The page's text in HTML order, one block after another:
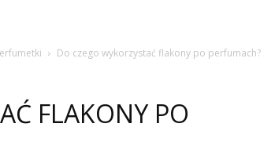
Do czego wykorzystać flakony po perfumach?
FLAKONY PO